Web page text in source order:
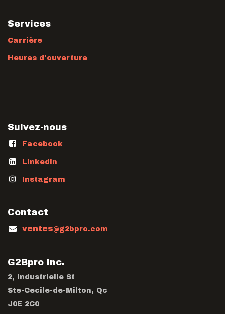
Services
Carrière
Heures d'ouverture
Suivez-nous
Facebook
Linkedin
Instagram
Contact
ventes@g2bpro.com
G2Bpro Inc.
2, Industrielle St
Ste-Cecile-de-Milton, Qc
J0E 2C0